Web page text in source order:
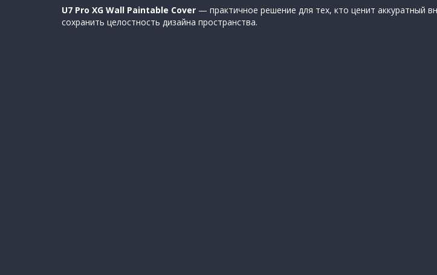
U7 Pro XG Wall Paintable Cover — практичное решение для тех, кто ценит аккуратный
сохранить целостность дизайна пространства.